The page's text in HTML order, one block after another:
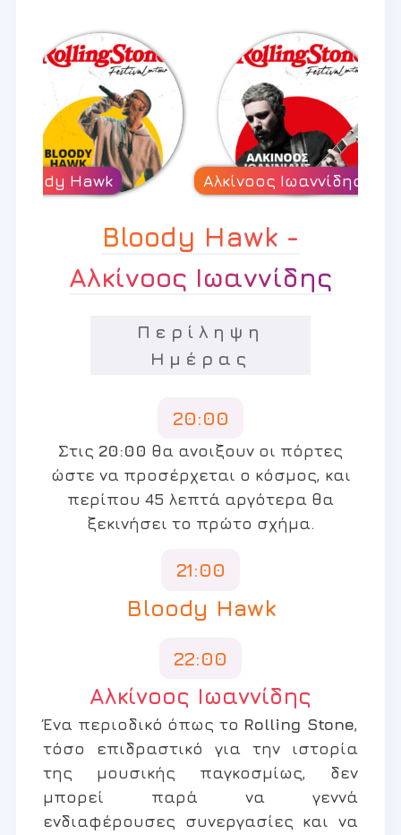
Bloody Hawk -
Αλκίνοος Ιωαννίδης
Περίληψη
Ημέρας
20:00
Στις 20:00 θα ανοιξουν οι πόρτες
ώστε να προσέρχεται ο κόσμος, και
περίπου 45 λεπτά αργότερα θα
ξεκινήσει το πρώτο σχήμα.
21:00
Bloody Hawk
22:00
Αλκίνοος Ιωαννίδης
Ένα περιοδικό όπως το Rolling Stone,
τόσο επιδραστικό για την ιστορία
της μουσικής παγκοσμίως, δεν
μπορεί παρά να γεννά
ενδιαφέρουσες συνεργασίες και να